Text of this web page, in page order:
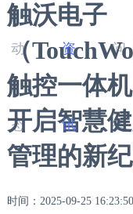
动
态
资
讯
问
答
触沃电子
（TouchWo
触控一体机
开启智慧
管理的新
时间：2025-09-25 16:23:50